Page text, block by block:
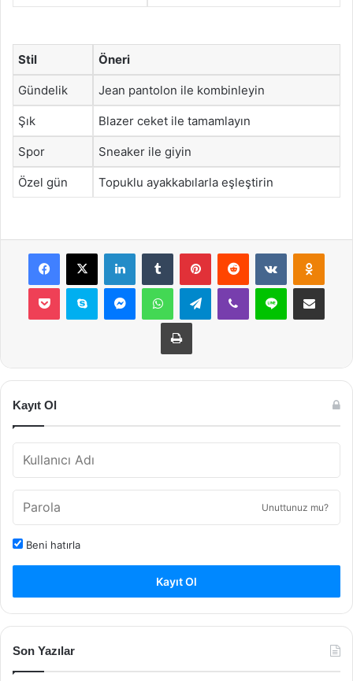
Stil Öneri
Gündelik Jean pantolon ile kombinleyin
Şık Blazer ceket ile tamamlayın
Spor Sneaker ile giyin
Özel gün Topuklu ayakkabılarla eşleştirin
Facebook
X LinkedInTumblr PinterestReddit VKontakte
Pocket Skype MessengerWhatsAppTelegramViber Line E-Posta ile
Yazdır
Kayıt Ol
Unuttunuz mu?
Beni hatırla
Kayıt Ol
Son Yazılar